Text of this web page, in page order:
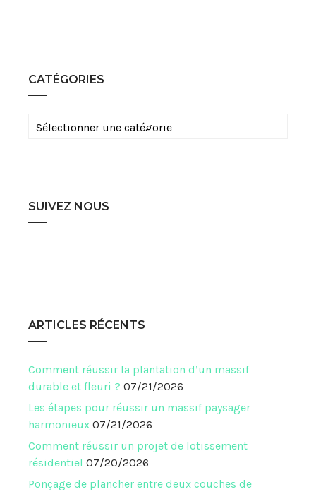
CATÉGORIES
Catégories
SUIVEZ NOUS
ARTICLES RÉCENTS
Comment réussir la plantation d’un massif
durable et fleuri ? 07/21/2026
Les étapes pour réussir un massif paysager
harmonieux 07/21/2026
Comment réussir un projet de lotissement
résidentiel 07/20/2026
Ponçage de plancher entre deux couches de